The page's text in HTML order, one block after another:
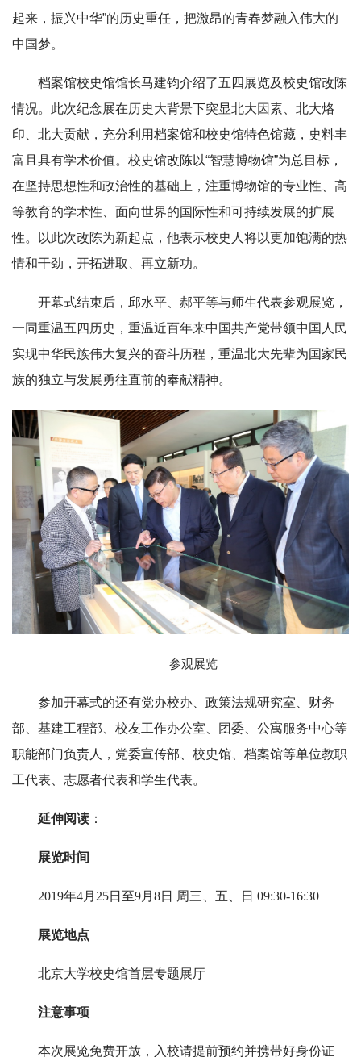
起来，振兴中华”的历史重任，把激昂的青春梦融入伟大的
中国梦。
档案馆校史馆馆长马建钧介绍了五四展览及校史馆改陈
情况。此次纪念展在历史大背景下突显北大因素、北大烙
印、北大贡献，充分利用档案馆和校史馆特色馆藏，史料丰
富且具有学术价值。校史馆改陈以“智慧博物馆”为总目标，
在坚持思想性和政治性的基础上，注重博物馆的专业性、高
等教育的学术性、面向世界的国际性和可持续发展的扩展
性。以此次改陈为新起点，他表示校史人将以更加饱满的热
情和干劲，开拓进取、再立新功。
开幕式结束后，邱水平、郝平等与师生代表参观展览，
一同重温五四历史，重温近百年来中国共产党带领中国人民
实现中华民族伟大复兴的奋斗历程，重温北大先辈为国家民
族的独立与发展勇往直前的奉献精神。
参观展览
参加开幕式的还有党办校办、政策法规研究室、财务
部、基建工程部、校友工作办公室、团委、公寓服务中心等
职能部门负责人，党委宣传部、校史馆、档案馆等单位教职
工代表、志愿者代表和学生代表。
延伸阅读 ：
展览时间
2019年4月25日至9月8日 周三、五、日 09:30-16:30
展览地点
北京大学校史馆首层专题展厅
注意事项
本次展览免费开放，入校请提前预约并携带好身份证